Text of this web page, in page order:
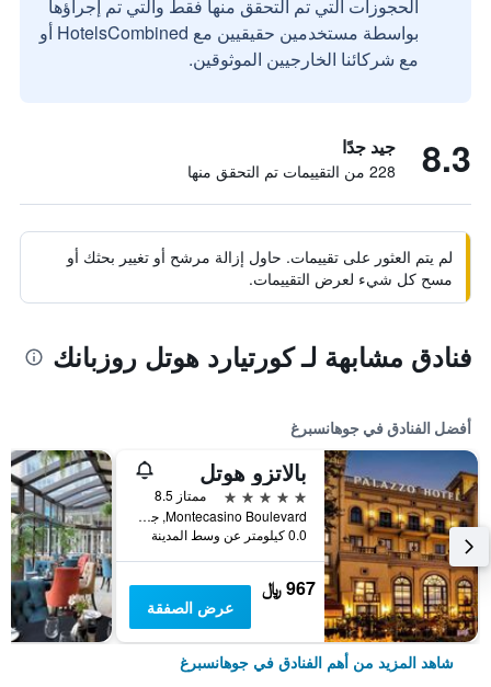
الحجوزات التي تم التحقق منها فقط والتي تم إجراؤها
بواسطة مستخدمين حقيقيين مع HotelsCombined أو
مع شركائنا الخارجيين الموثوقين.
8.3 جيد جدًا
228 من التقييمات تم التحقق منها
لم يتم العثور على تقييمات. حاول إزالة مرشح أو تغيير بحثك أو
مسح كل شيء لعرض التقييمات.
فنادق مشابهة لـ كورتيارد هوتل روزبانك
أفضل الفنادق في جوهانسبرغ
بالاتزو هوتل
5 نجوم
ممتاز 8.5
Montecasino Boulevard, جوهانسبرغ, محافظة غاوتينج, جنوب أفريقيا
0.0 كيلومتر عن وسط المدينة
967 ﷼
عرض الصفقة
شاهد المزيد من أهم الفنادق في جوهانسبرغ